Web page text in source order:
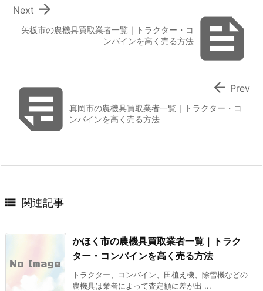

矢板市の農機具買取業者一覧｜トラクター・コ
ンバインを高く売る方法

Next
真岡市の農機具買取業者一覧｜トラクター・コ
ンバインを高く売る方法
 Prev
 関連記事
かほく市の農機具買取業者一覧｜トラク
ター・コンバインを高く売る方法
トラクター、コンバイン、田植え機、除雪機などの
農機具は業者によって査定額に差が出 ...